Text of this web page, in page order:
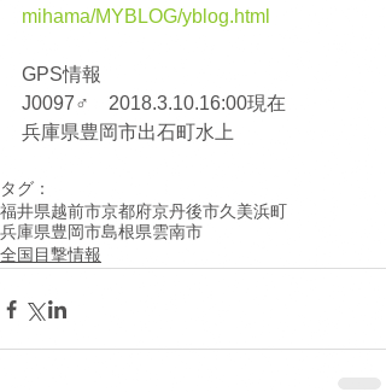
mihama/MYBLOG/yblog.html
GPS情報
J0097♂　2018.3.10.16:00現在
兵庫県豊岡市出石町水上
タグ：
福井県越前市京都府京丹後市久美浜町
兵庫県豊岡市島根県雲南市
全国目撃情報